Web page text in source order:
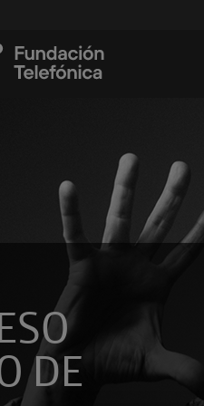
DE
Utiliza
nuevos